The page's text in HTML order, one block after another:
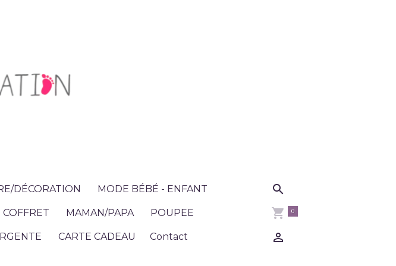
DÉCORATION MODE BÉBÉ - ENFANT
COFFRET MAMAN/PAPA POUPEE
CARTE CADEAU Contact
0